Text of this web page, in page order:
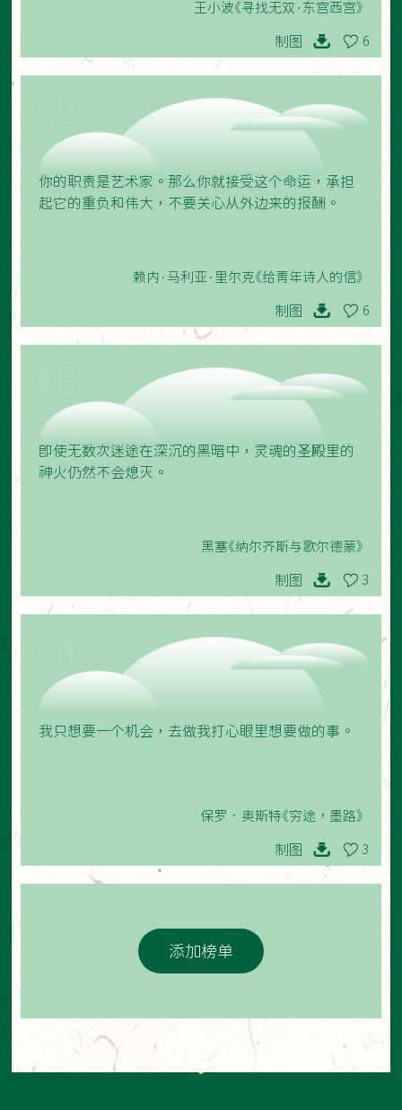
王小波《寻找无双·东宫西宫》
制图 6
你的职责是艺术家。那么你就接受这个命运，承担
起它的重负和伟大，不要关心从外边来的报酬。
赖内·马利亚·里尔克《给青年诗人的信》
制图 6
即使无数次迷途在深沉的黑暗中，灵魂的圣殿里的
神火仍然不会熄灭。
黑塞《纳尔齐斯与歌尔德蒙》
制图 3
我只想要一个机会，去做我打心眼里想要做的事。
保罗•奥斯特《穷途，墨路》
制图 3
添加榜单